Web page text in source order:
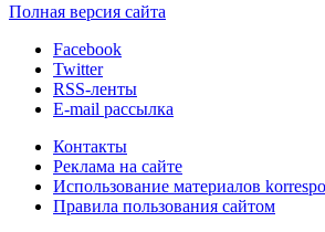
Полная версия сайта
Facebook
Twitter
RSS-ленты
E-mail рассылка
Контакты
Реклама на сайте
Использование материалов
Правила пользования сайтом